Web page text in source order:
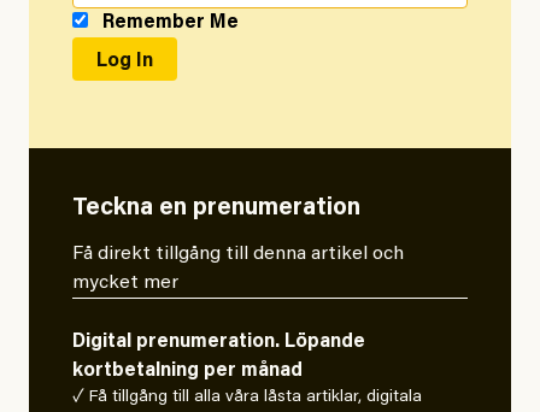
Remember Me
Teckna en prenumeration
Få direkt tillgång till denna artikel och
mycket mer
Digital prenumeration. Löpande
kortbetalning per månad
✓ Få tillgång till alla våra låsta artiklar, digitala